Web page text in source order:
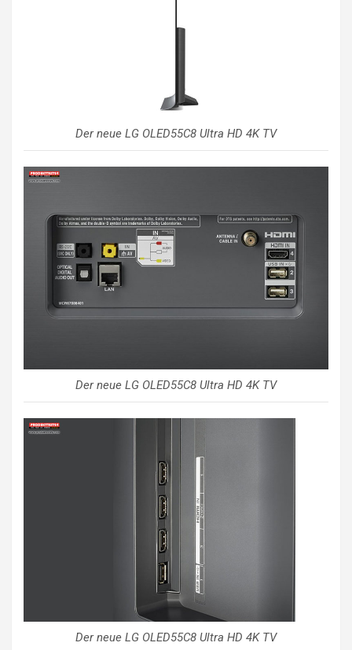
Der neue LG OLED55C8 Ultra HD 4K TV
Der neue LG OLED55C8 Ultra HD 4K TV
Der neue LG OLED55C8 Ultra HD 4K TV